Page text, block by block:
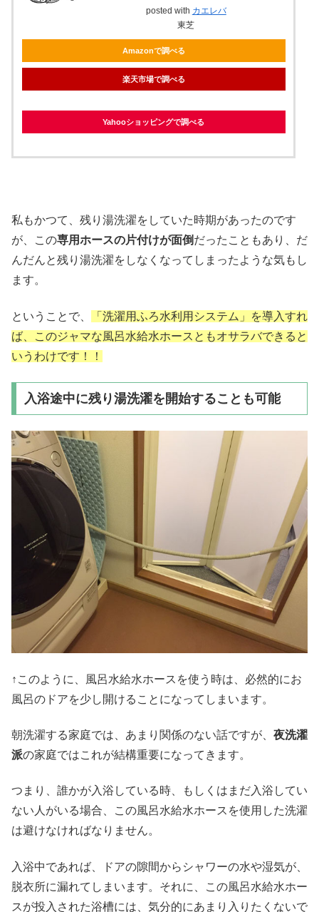
posted with カエレバ
東芝
Amazonで調べる
楽天市場で調べる
Yahooショッピングで調べる
私もかつて、残り湯洗濯をしていた時期があったのです
が、この専用ホースの片付けが面倒だったこともあり、だ
んだんと残り湯洗濯をしなくなってしまったような気もし
ます。
ということで、
「洗濯用ふろ水利用システム」を導入すれ
ば、このジャマな風呂水給水ホースともオサラバできると
いうわけです！！
入浴途中に残り湯洗濯を開始することも可能
↑このように、風呂水給水ホースを使う時は、必然的にお
風呂のドアを少し開けることになってしまいます。
朝洗濯する家庭では、あまり関係のない話ですが、 夜洗濯
派の家庭ではこれが結構重要になってきます。
つまり、誰かが入浴している時、もしくはまだ入浴してい
ない人がいる場合、この風呂水給水ホースを使用した洗濯
は避けなければなりません。
入浴中であれば、ドアの隙間からシャワーの水や湿気が、
脱衣所に漏れてしまいます。それに、この風呂水給水ホー
スが投入された浴槽には、気分的にあまり入りたくないで